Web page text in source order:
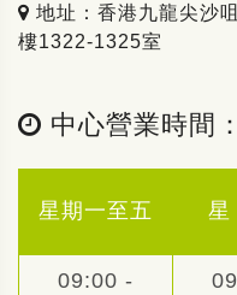
地址：香港九龍尖沙
樓1322-1325室
中心營業時間：
星期一至五 星
09:00 -